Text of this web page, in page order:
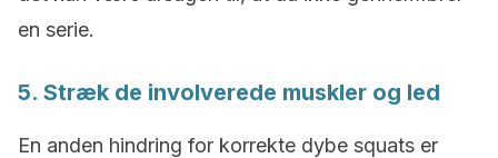
en serie.
5. Stræk de involverede muskler og led
En anden hindring for korrekte dybe squats er